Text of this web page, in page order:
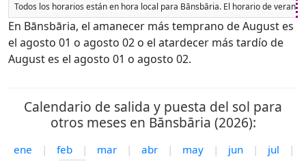
Todos los horarios están en hora local para Bānsbāria. El horario de
En Bānsbāria, el amanecer más temprano de August es
el agosto 01 o agosto 02 o el atardecer más tardío de
August es el agosto 01 o agosto 02.
Calendario de salida y puesta del sol para
otros meses en Bānsbāria (2026):
ene | feb | mar | abr | may | jun | jul
|